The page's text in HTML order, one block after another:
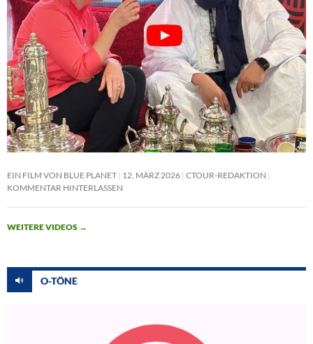
EIN FILM VON BLUE PLANET 12. MÄRZ 2026 CTOUR-REDAKTION
KOMMENTAR HINTERLASSEN
WEITERE VIDEOS →
O-TÖNE